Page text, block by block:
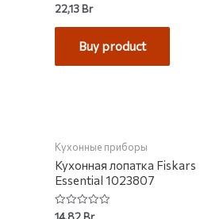
Rated
0
out
22,13Br
Buy product
Кухонные приборы
Кухонная лопатка Fiskars
Essential 1023807
Rated
14,82Br